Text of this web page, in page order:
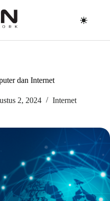
dan Internet
2, 2024 Internet